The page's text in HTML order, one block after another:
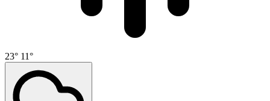
23° 11°